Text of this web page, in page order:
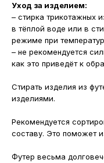
Уход за изделием:
– стирка трикотажных
в тёплой воде или в
режиме при
– не рекомендуется
как это приведёт к
Стирать изделия из
изделиями.
Рекомендуется
составу. Это поможет
Футер весьма